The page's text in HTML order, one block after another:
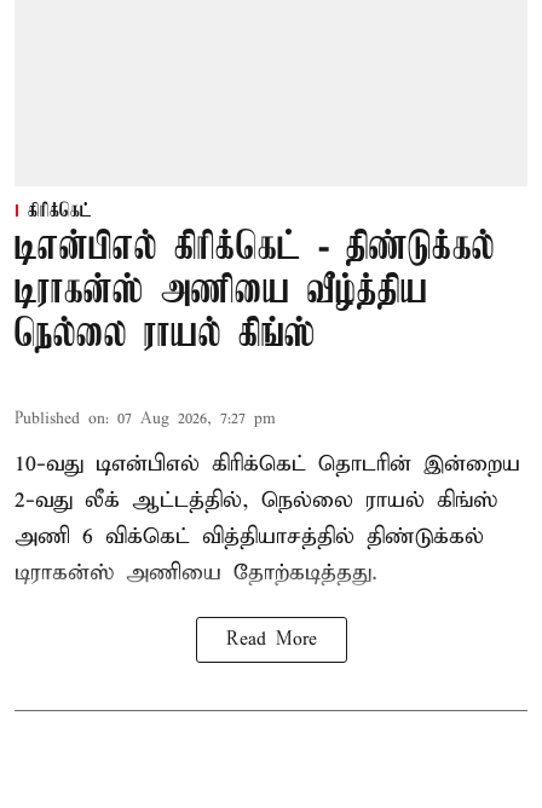
கிரிக்கெட்
டிஎன்பிஎல் கிரிக்கெட் - திண்டுக்கல்
டிராகன்ஸ் அணியை வீழ்த்திய
நெல்லை ராயல் கிங்ஸ்
Published on: 07 Aug 2026, 7:27 pm
10-வது டிஎன்பிஎல் கிரிக்கெட் தொடரின் இன்றைய
2-வது லீக் ஆட்டத்தில், நெல்லை ராயல் கிங்ஸ்
அணி 6 விக்கெட் வித்தியாசத்தில் திண்டுக்கல்
டிராகன்ஸ் அணியை தோற்கடித்தது.
Read More